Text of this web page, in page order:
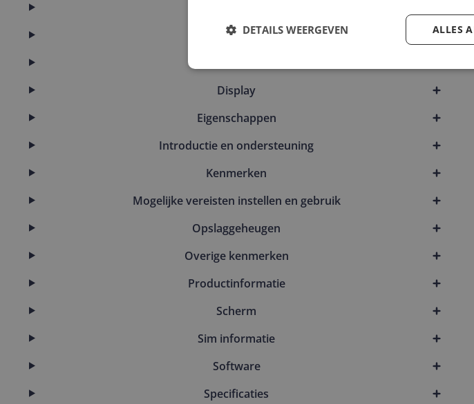
Camera
Display
Eigenschappen
Introductie en ondersteuning
Kenmerken
Mogelijke vereisten instellen en gebruik
Opslaggeheugen
Overige kenmerken
Productinformatie
Scherm
Sim informatie
Software
Specificaties
ALLES
DETAILS WEERGEVEN